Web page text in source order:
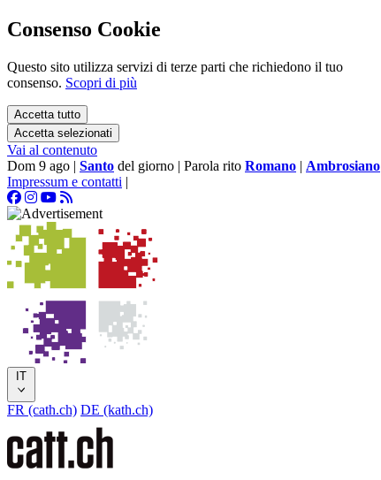
Consenso Cookie
Questo sito utilizza servizi di terze parti che richiedono il tuo
consenso. Scopri di più
Accetta tutto
Accetta selezionati
Vai al contenuto
Dom 9 ago | Santo del giorno | Parola rito Romano | Ambrosiano
Impressum e contatti |
IT
FR (cath.ch) DE (kath.ch)